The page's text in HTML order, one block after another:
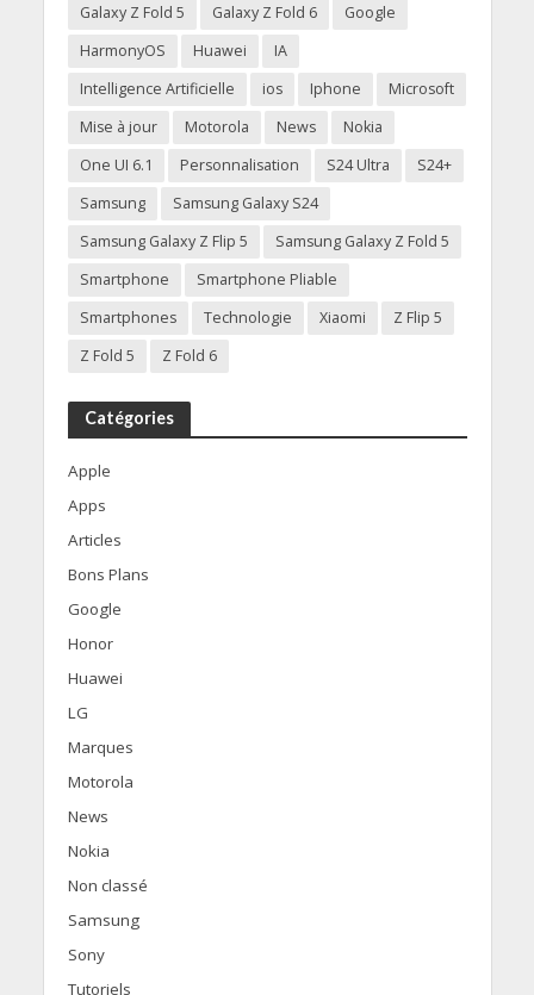
Galaxy Z Fold 5
Galaxy Z Fold 6
Google
HarmonyOS
Huawei
IA
Intelligence Artificielle
ios Iphone
Microsoft
Mise à jour
Motorola News
Nokia
One UI 6.1
Personnalisation S24 Ultra
S24+
Samsung
Samsung Galaxy S24
Samsung Galaxy Z Flip 5
Samsung Galaxy Z Fold 5
Smartphone
Smartphone Pliable
Smartphones
Technologie Xiaomi
Z Flip 5
Z Fold 5
Z Fold 6
Catégories
Apple
Apps
Articles
Bons Plans
Google
Honor
Huawei
LG
Marques
Motorola
News
Nokia
Non classé
Samsung
Sony
Tutoriels